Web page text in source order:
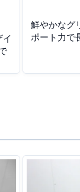
イ
鮮やかなグ
ポート力で